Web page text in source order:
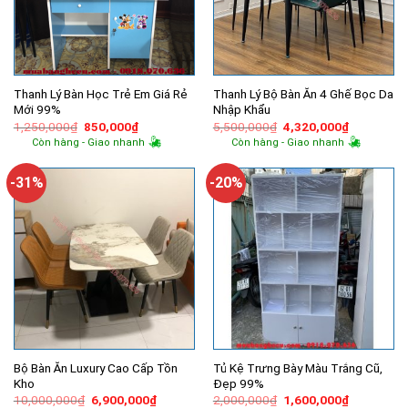
Thanh Lý Bàn Học Trẻ Em Giá Rẻ
Mới 99%
1,250,000₫ Giá
gốc
là:
850,000₫Giá
hiện
tại
850,000₫.
Còn hàng - Giao nhanh
Thanh Lý Bộ Bàn Ăn 4 Ghế Bọc Da
Nhập Khẩu
5,500,000₫ Giá
gốc
là:
4,320,000₫Giá
hiện
tại
Còn hàng - Giao nhanh
-31%
Bộ Bàn Ăn Luxury Cao Cấp Tồn
Kho
10,000,000₫ Giá
6,900,000₫Giá
-20%
Tủ Kệ Trưng Bày Màu Trắng Cũ,
Đẹp 99%
2,000,000₫ Giá
1,600,000₫Giá